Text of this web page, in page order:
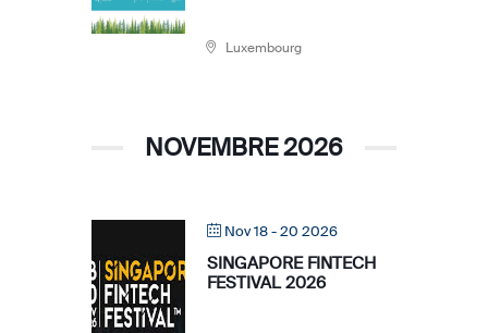
Luxembourg
NOVEMBRE 2026
Nov 18 - 20 2026
SINGAPORE FINTECH
FESTIVAL 2026